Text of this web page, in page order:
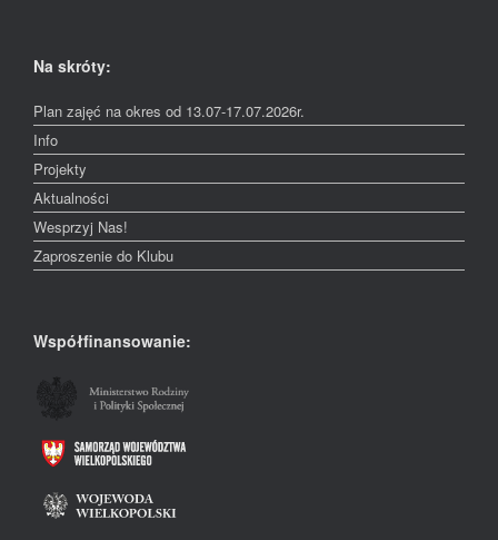
Na skróty:
Plan zajęć na okres od 13.07-17.07.2026r.
Info
Projekty
Aktualności
Wesprzyj Nas!
Zaproszenie do Klubu
Współfinansowanie: